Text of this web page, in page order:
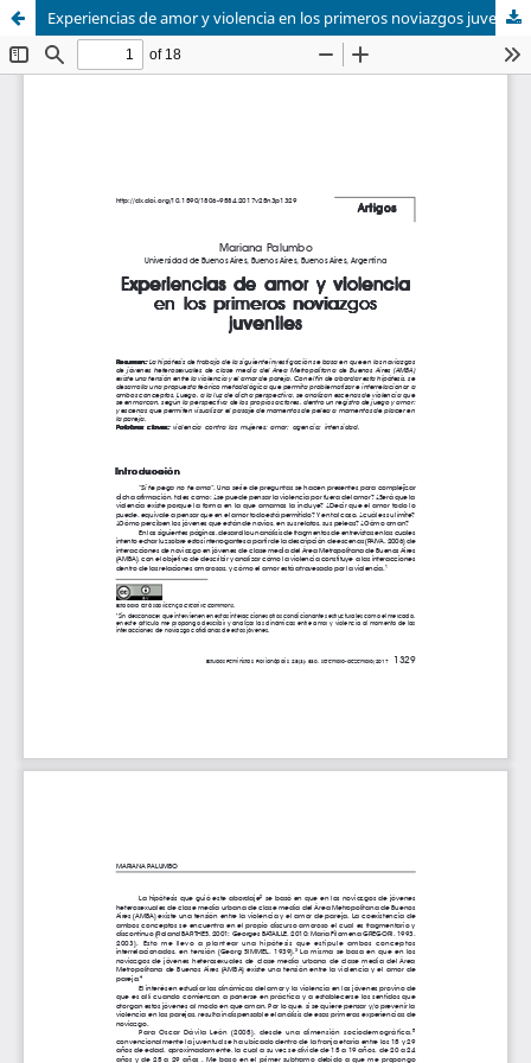
Experiencias de amor y violencia en los primeros noviazgos juveniles